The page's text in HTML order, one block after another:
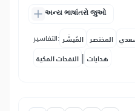
અન્ય ભાષાંતરો જુઓ
التفاسير: المُيسَّر المختصر
النفحات المكية | هدايات